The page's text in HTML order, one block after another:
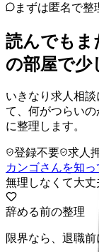
まずは匿名で整
読んでもま
の部屋で少
いきなり求人相
て、何がつらい
に整理します。
登録不要 求人
カンゴさんを知っ
無理しなくて大丈
辞める前の整理
限界なら、退職